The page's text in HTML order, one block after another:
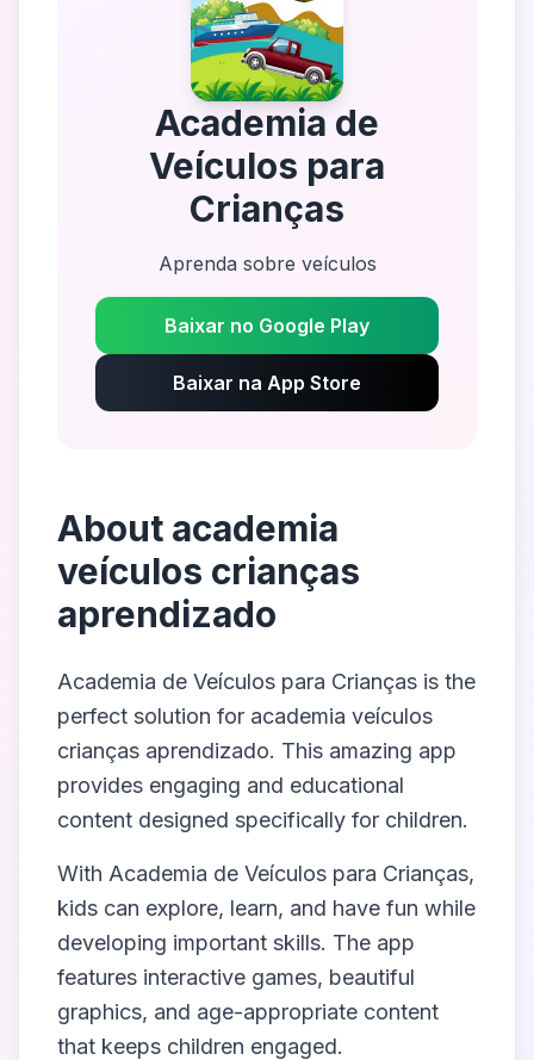
Academia de
Veículos para
Crianças
Aprenda sobre veículos
Baixar no Google Play
Baixar na App Store
About academia
veículos crianças
aprendizado
Academia de Veículos para Crianças is the
perfect solution for academia veículos
crianças aprendizado. This amazing app
provides engaging and educational
content designed specifically for children.
With Academia de Veículos para Crianças,
kids can explore, learn, and have fun while
developing important skills. The app
features interactive games, beautiful
graphics, and age-appropriate content
that keeps children engaged.